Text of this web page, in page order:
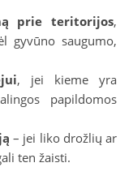
prie teritorijos,
gyvūno saugumo,
, jei kieme yra
papildomos
– jei liko drožlių ar
ten žaisti.